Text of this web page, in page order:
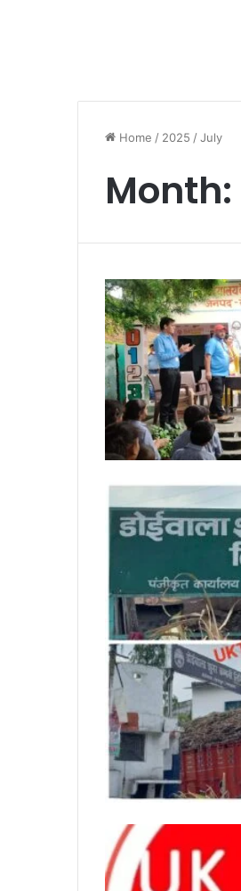
Home / 2025 /July
Month: